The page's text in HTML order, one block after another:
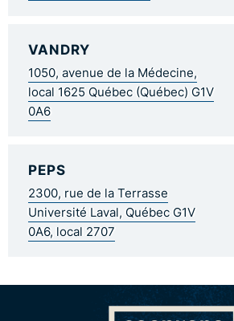
VANDRY
1050, avenue de la Médecine,
local 1625 Québec (Québec) G1V
0A6
PEPS
2300, rue de la Terrasse
Université Laval, Québec G1V
0A6, local 2707